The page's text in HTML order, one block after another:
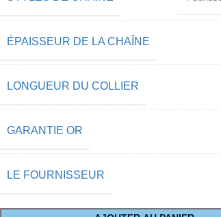
ÉPAISSEUR DE LA CHAÎNE
LONGUEUR DU COLLIER
GARANTIE OR
LE FOURNISSEUR